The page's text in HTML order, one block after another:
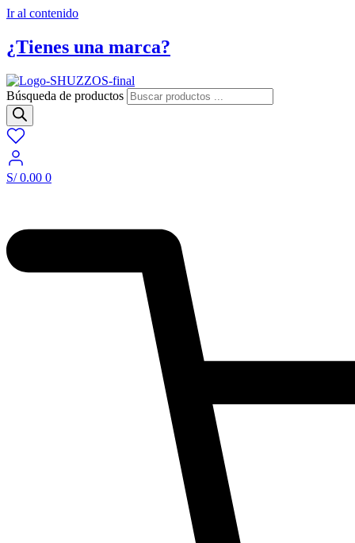
Ir al contenido
¿Tienes una marca?
Búsqueda de productos
S/0.00 0